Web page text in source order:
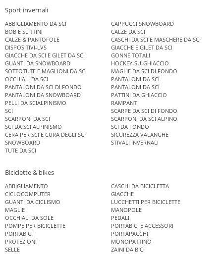
Sport invernali
ABBIGLIAMENTO DA SCI
CAPPUCCI SNOWBOARD
BOB E SLITTINI
CALZE DA SCI
CALZE & PANTOFOLE
CASCHI DA SCI E MASCHERE DA SCI
DISPOSITIVI-LVS
GIACCHE E GILET DA SCI
GIACCHE DA SCI E GILET DA SCI
GONNE TOTALI
GUANTI DA SNOWBOARD
HOCKEY-SU-GHIACCIO
SOTTOTUTE E MAGLIONI DA SCI
MAGLIE DA SCI DI FONDO
OCCHIALI DA SCI
PANTALONI DA SCI
PANTALONI DA SCI DI FONDO
PANTALONI DA SCI
PANTALONI DA SNOWBOARD
PATTINI DA GHIACCIO
PELLI DA SCIALPINISMO
RAMPANT
SCI
SCARPE DA SCI DI FONDO
SCARPONI DA SCI
SCARPONI DA SCI ALPINO
SCI DA SCI ALPINISMO
SCI DA FONDO
CERA PER SCI E CURA DEGLI SCI
SICUREZZA VALANGHE
SNOWBOARD
STIVALI INVERNALI
TUTE DA SCI
Biciclette & bikes
ABBIGLIAMENTO
CASCHI DA BICICLETTA
CICLOCOMPUTER
GIACCHE
GUANTI DA CICLISMO
LUCCHETTI PER BICICLETTE
MAGLIE
MANOPOLE
OCCHIALI DA SOLE
PEDALI
POMPE PER BICICLETTE
PORTABICI E ACCESSORI
PORTABICI
PORTAPACCHI
PROTEZIONI
MONOPATTINO
SELLE
ZAINI DA BICI